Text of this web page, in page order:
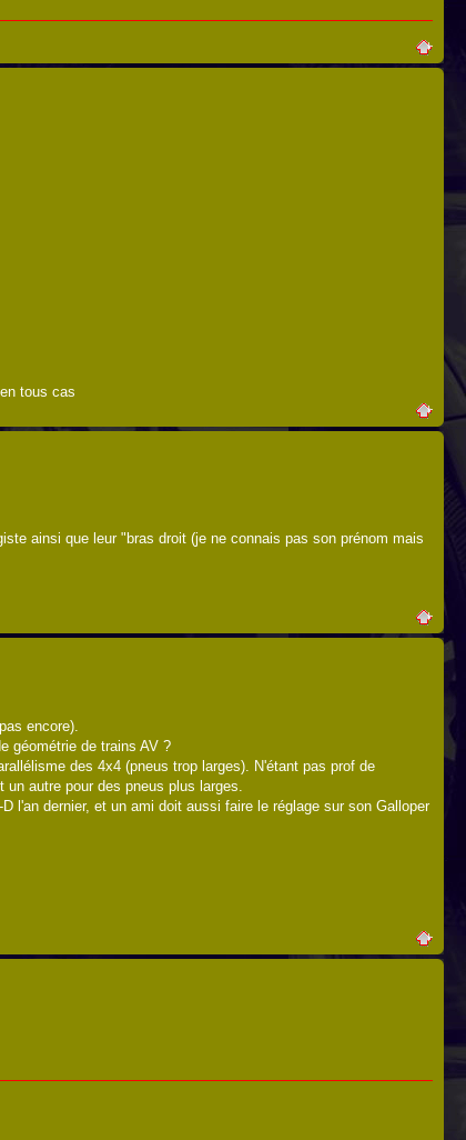
tous cas
ainsi que leur "bras droit (je ne connais pas son prénom mais
encore).
géométrie de trains AV ?
des 4x4 (pneus trop larges). N'étant pas prof de
autre pour des pneus plus larges.
l'an dernier, et un ami doit aussi faire le réglage sur son Galloper